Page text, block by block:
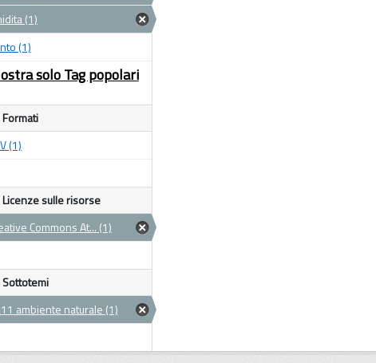
(1)
(1)
solo Tag popolari
Formati
(1)
Licenze sulle risorse
Commons At... (1)
Sottotemi
ambiente naturale (1)